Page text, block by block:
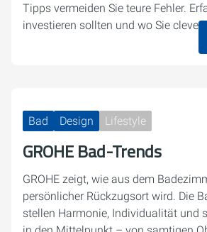
Tipps vermeiden Sie teure Fehler.
investieren sollten und wo Sie clever
Bad Design Lifestyle
GROHE Bad-Trends
GROHE zeigt, wie aus dem
persönlicher Rückzugsort wird. Die
stellen Harmonie, Individualität und